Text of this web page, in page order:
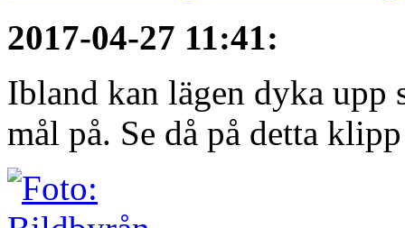
2017-04-27 11:41 :
Ibland kan lägen dyka upp
mål på. Se då på detta